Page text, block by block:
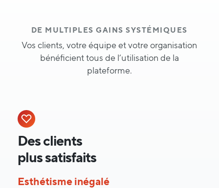
DE MULTIPLES GAINS SYSTÉMIQUES
Vos clients, votre équipe et votre organisation
bénéficient tous de l’utilisation de la
plateforme.
Des clients
plus satisfaits
Esthétisme inégalé